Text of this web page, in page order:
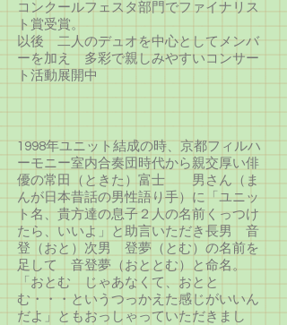
コンクールフェスタ部門でファイナリス
ト賞受賞。
以後 二人のデュオを中心としてメンバ
ーを加え 多彩で親しみやすいコンサー
ト活動展開中
1998年ユニット結成の時、京都フィルハ
ーモニー室内合奏団時代から親交厚い俳
優の常田（ときた）富士 男さん（ま
んが日本昔話の男性語り手）に「ユニッ
ト名、貴方達の息子２人の名前くっつけ
たら、いいよ」と助言いただき長男 音
登（おと）次男 登夢（とむ）の名前を
足して 音登夢（おととむ）と命名。
「おとむ じゃあなくて、おとと
む・・・というつっかえた感じがいいん
だよ」ともおっしゃっていただきまし